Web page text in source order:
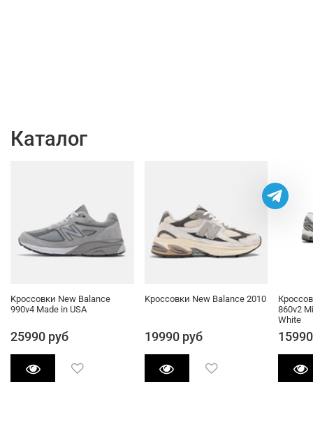
Каталог
Kроссовки New Balance
990v4 Made in USA
25990 руб
Kроссовки New Balance 2010
19990 руб
860v2
White